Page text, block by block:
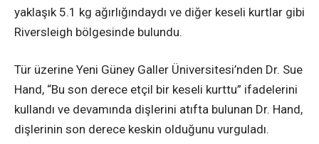
yaklaşık 5.1 kg ağırlığındaydı ve diğer keseli kurtlar gibi
Riversleigh bölgesinde bulundu.
Tür üzerine Yeni Güney Galler Üniversitesi’nden Dr. Sue
Hand, “Bu son derece etçil bir keseli kurttu” ifadelerini
kullandı ve devamında dişlerini atıfta bulunan Dr. Hand,
dişlerinin son derece keskin olduğunu vurguladı.